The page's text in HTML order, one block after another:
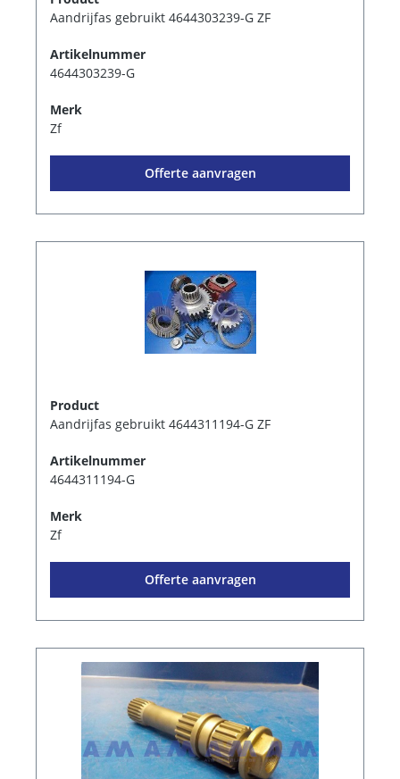
Aandrijfas gebruikt 4644303239-G ZF
Artikelnummer
4644303239-G
Merk
Zf
Offerte aanvragen
Product
Aandrijfas gebruikt 4644311194-G ZF
Artikelnummer
4644311194-G
Merk
Zf
Offerte aanvragen